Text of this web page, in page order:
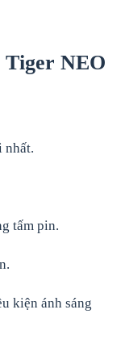
Tiger NEO
nhất.
tấm pin.
kiện ánh sáng